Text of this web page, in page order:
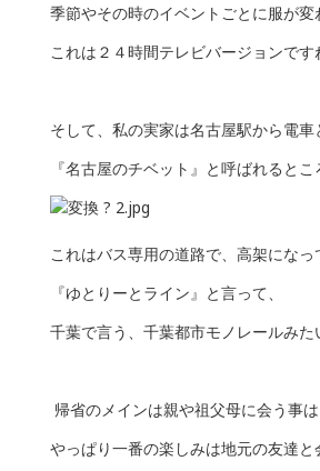
季節やその時のイベントごとに服が
これは２４時間テレビバージョンです
そして、私の実家は名古屋駅から電車
『名古屋のチベット』と呼ばれるとこ
これはバス専用の道路で、高架になっ
『ゆとりーとライン』と言って、
千葉で言う、千葉都市モノレールみた
帰省のメインは親や祖父母に会う事は
やっぱり一番の楽しみは地元の友達と